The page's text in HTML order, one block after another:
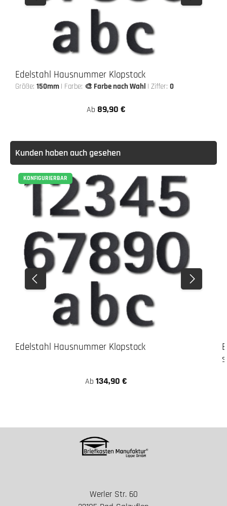
Edelstahl Hausnummer Klopstock
Größe:150mm | Farbe: 🎨 Farbe nach Wahl | Ziffer:0
Ab 89,90 €
Kunden haben auch gesehen
KONFIGURIERBAR
Edelstahl Hausnummer Klopstock
Ab 134,90 €
Werler Str. 60